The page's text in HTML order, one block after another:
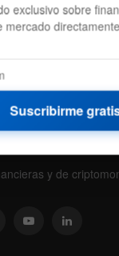
y de
exclusivo sobre
mercado
Suscribirme